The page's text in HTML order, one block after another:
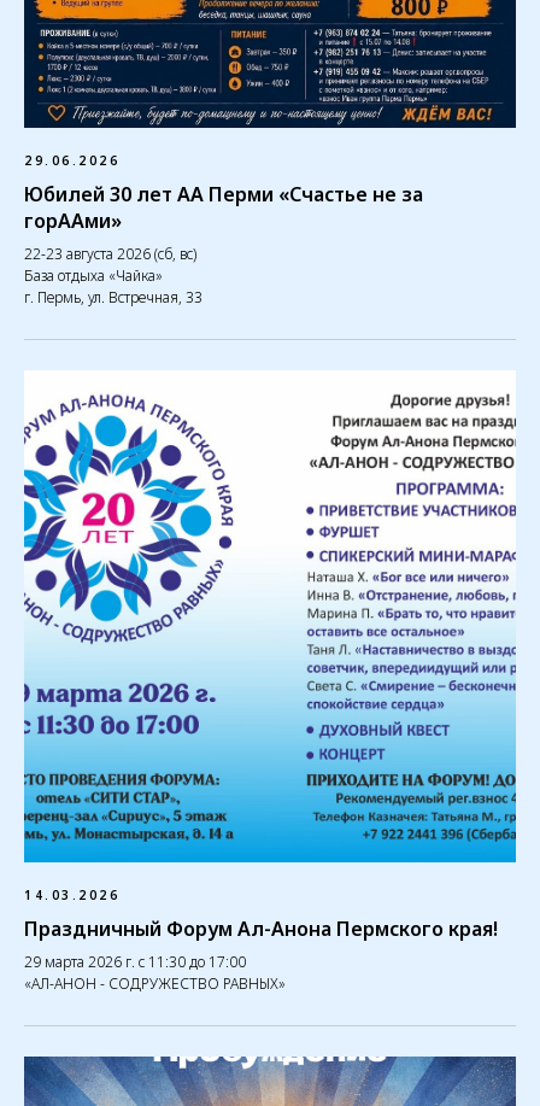
29.06.2026
Юбилей 30 лет АА Перми «Счастье не за
горААми»
22-23 августа 2026 (сб, вс)
База отдыха «Чайка»
г. Пермь, ул. Встречная, 33
14.03.2026
Праздничный Форум Ал-Анона Пермского края!
29 марта 2026 г. с 11:30 до 17:00
«АЛ-АНОН - СОДРУЖЕСТВО РАВНЫХ»